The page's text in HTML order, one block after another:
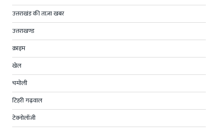
उत्तराखंड की ताज़ा खबर
उत्तराखण्ड
क्राइम
खेल
चमोली
टिहरी गढ़वाल
टेक्नोलॉजी